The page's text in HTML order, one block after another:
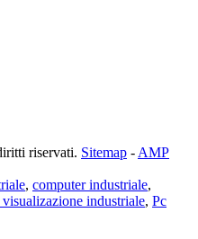
riservati. Sitemap - AMP
, computer industriale,
industriale, Pc